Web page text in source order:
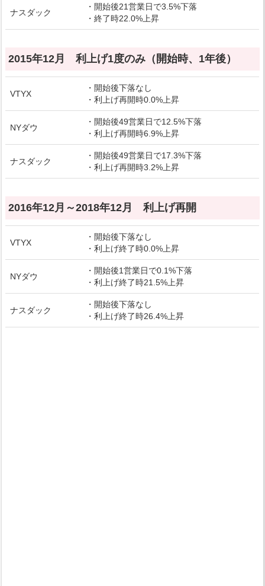
ナスダック
・開始後21営業日で3.5%下落
・終了時22.0%上昇
2015年12月 利上げ1度のみ（開始時、1年後）
VTYX
・開始後下落なし
・利上げ再開時0.0%上昇
NYダウ
・開始後49営業日で12.5%下落
・利上げ再開時6.9%上昇
ナスダック
・開始後49営業日で17.3%下落
・利上げ再開時3.2%上昇
2016年12月～2018年12月 利上げ再開
VTYX
・開始後下落なし
・利上げ終了時0.0%上昇
NYダウ
・開始後1営業日で0.1%下落
・利上げ終了時21.5%上昇
ナスダック
・開始後下落なし
・利上げ終了時26.4%上昇